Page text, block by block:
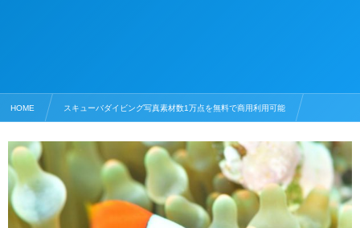
HOME スキューバダイビング写真素材数1万点を無料で商用利用可能